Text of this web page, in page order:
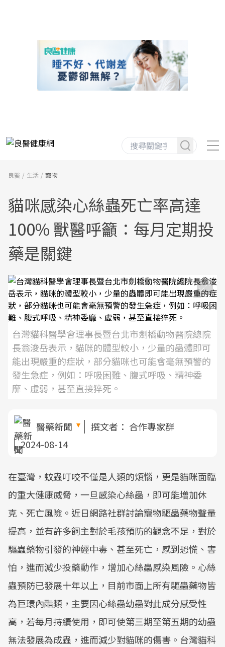
良醫 生活 寵物
貓咪感染心絲蟲死亡率高達
100% 獸醫呼籲：每月定期投
藥是關鍵
台灣貓科醫學會理事長暨台北市劍橋動物醫院總院
長翁浚岳表示，貓咪的體型較小，少量的蟲體即可
能出現嚴重的症狀，部分貓咪也可能會毫無預警的
發生急症，例如：呼吸困難、腹式呼吸、精神委
靡、虛弱，甚至直接猝死。
醫藥新聞 撰文者： 合作專家群
2024-08-14
在臺灣，蚊蟲叮咬不僅是人類的煩惱，更是貓咪面臨
的重大健康威脅，一旦感染心絲蟲，即可能增加休
克、死亡風險。近日網路社群討論寵物驅蟲藥物聲量
提高，並有許多飼主對於毛孩預防的觀念不足，對於
驅蟲藥物引發的神經中毒、甚至死亡，感到恐慌、害
怕，進而減少投藥動作，增加心絲蟲感染風險。心絲
蟲預防已發展十年以上，目前市面上所有驅蟲藥物皆
為巨環內酯類，主要因心絲蟲幼蟲對此成分感受性
高，若每月持續使用，即可使第三期至第五期的幼蟲
無法發展為成蟲，進而減少對貓咪的傷害。台灣貓科